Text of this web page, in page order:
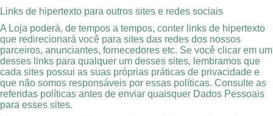
Links de hipertexto para outros sites e redes sociais
A Loja poderá, de tempos a tempos, conter links de hipertexto
que redirecionará você para sites das redes dos nossos
parceiros, anunciantes, fornecedores etc. Se você clicar em um
desses links para qualquer um desses sites, lembramos que
cada sites possui as suas próprias práticas de privacidade e
que não somos responsáveis por essas políticas. Consulte as
referidas políticas antes de enviar quaisquer Dados Pessoais
para esses sites.